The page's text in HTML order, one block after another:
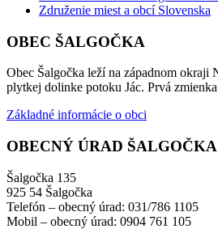
Združenie miest a obcí Slovenska
OBEC ŠALGOČKA
Obec Šalgočka leží na západnom okraji
plytkej dolinke potoku Jác. Prvá
Základné informácie o obci
OBECNÝ ÚRAD ŠALGOČKA
Šalgočka 135
925 54 Šalgočka
Telefón – obecný úrad: 031/786 1105
Mobil – obecný úrad: 0904 761 105